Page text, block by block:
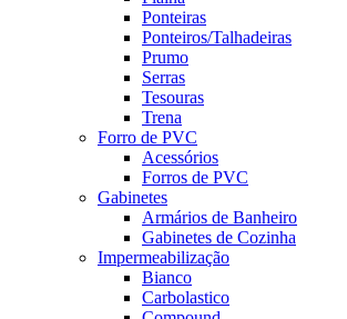
Ponteiras
Ponteiros/Talhadeiras
Prumo
Serras
Tesouras
Trena
Forro de PVC
Acessórios
Forros de PVC
Gabinetes
Armários de Banheiro
Gabinetes de Cozinha
Impermeabilização
Bianco
Carbolastico